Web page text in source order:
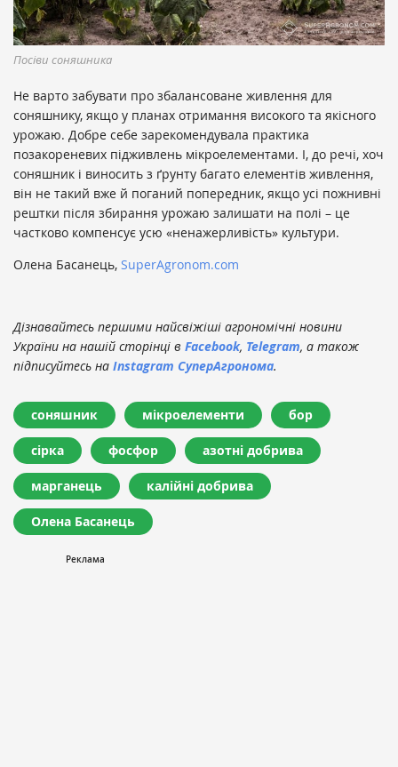
Посіви соняшника
Не варто забувати про збалансоване живлення для
соняшнику, якщо у планах отримання високого та якісного
урожаю. Добре себе зарекомендувала практика
позакореневих підживлень мікроелементами. І, до речі, хоч
соняшник і виносить з ґрунту багато елементів живлення,
він не такий вже й поганий попередник, якщо усі пожнивні
рештки після збирання урожаю залишати на полі – це
частково компенсує усю «ненажерливість» культури.
Олена Басанець, SuperAgronom.com
Дізнавайтесь першими найсвіжіші агрономічні новини
України на нашій сторінці в Facebook, Telegram, а також
підписуйтесь на Instagram СуперАгронома.
соняшник мікроелементи бор
сірка фосфор азотні добрива
марганець калійні добрива
Олена Басанець